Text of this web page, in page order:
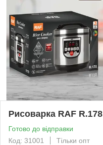
Рисоварка RAF R.178
Готово до відправки
Код: 31001
Тільки опт